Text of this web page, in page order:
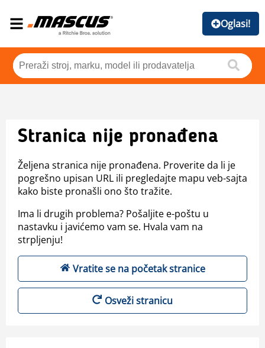
Oglasi!
Stranica nije pronađena
Željena stranica nije pronađena. Proverite da li je
pogrešno upisan URL ili pregledajte mapu veb-sajta
kako biste pronašli ono što tražite.
Ima li drugih problema? Pošaljite e-poštu u
nastavku i javićemo vam se. Hvala vam na
strpljenju!
Vratite se na početak stranice
Osveži stranicu